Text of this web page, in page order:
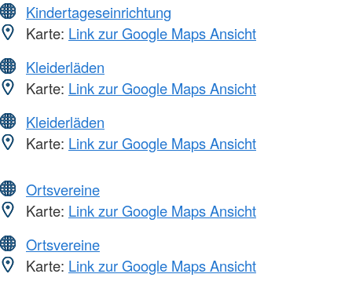
Kindertageseinrichtung
Karte: Link zur Google Maps Ansicht
Kleiderläden
Karte: Link zur Google Maps Ansicht
Kleiderläden
Karte: Link zur Google Maps Ansicht
Ortsvereine
Karte: Link zur Google Maps Ansicht
Ortsvereine
Karte: Link zur Google Maps Ansicht